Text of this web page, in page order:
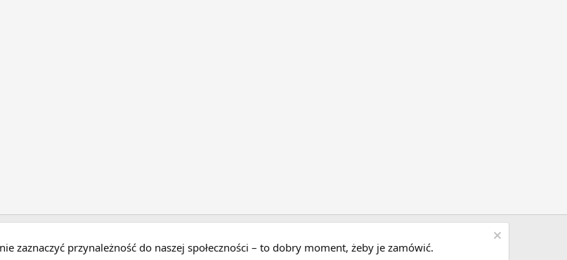
zaznaczyć przynależność do naszej społeczności – to dobry moment, żeby je zamówić.